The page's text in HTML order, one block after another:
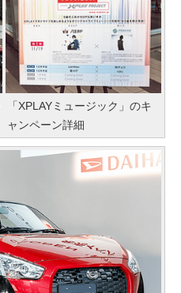
「XPLAYミュージック」のキ
ャンペーン詳細